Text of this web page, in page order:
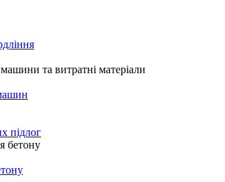
та витратні матеріали
підлог
бетону